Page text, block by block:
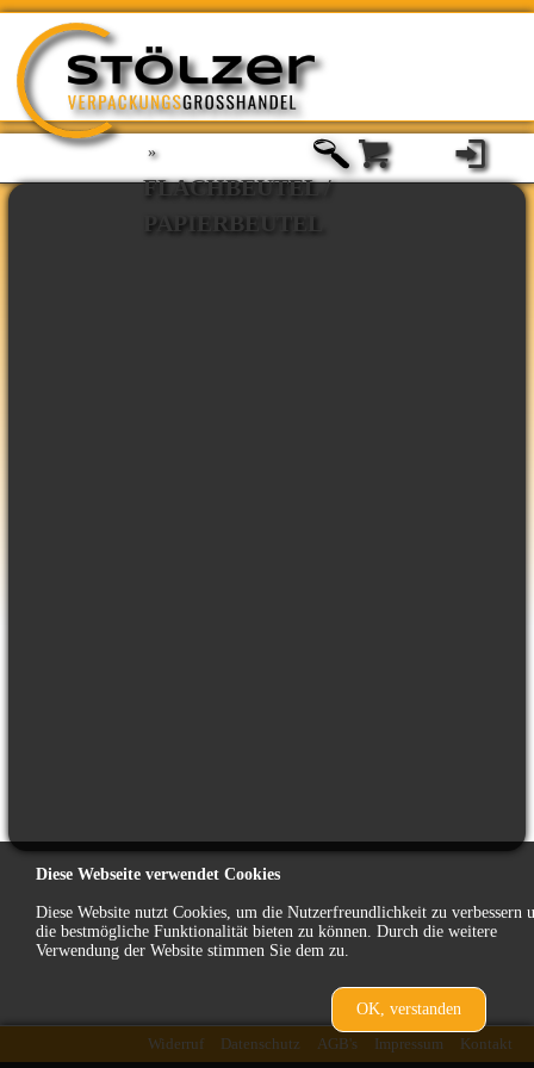
»
FLACHBEUTEL /
PAPIERBEUTEL
zurück
Kontakt
Impressum
AGB's
Datenschutz
Widerruf
Diese Webseite verwendet Cookies
Diese Website nutzt Cookies, um die Nutzerfreundlichkeit zu verbessern
die bestmögliche Funktionalität bieten zu können. Durch die weitere
Verwendung der Website stimmen Sie dem zu.
OK, verstanden